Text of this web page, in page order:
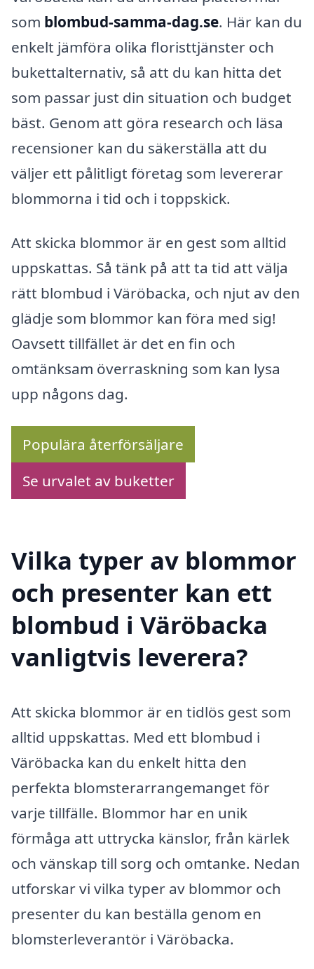
som blombud-samma-dag.se. Här kan du
enkelt jämföra olika floristtjänster och
bukettalternativ, så att du kan hitta det
som passar just din situation och budget
bäst. Genom att göra research och läsa
recensioner kan du säkerställa att du
väljer ett pålitligt företag som levererar
blommorna i tid och i toppskick.
Att skicka blommor är en gest som alltid
uppskattas. Så tänk på att ta tid att välja
rätt blombud i Väröbacka, och njut av den
glädje som blommor kan föra med sig!
Oavsett tillfället är det en fin och
omtänksam överraskning som kan lysa
upp någons dag.
Populära återförsäljare
Se urvalet av buketter
Vilka typer av blommor
och presenter kan ett
blombud i Väröbacka
vanligtvis leverera?
Att skicka blommor är en tidlös gest som
alltid uppskattas. Med ett blombud i
Väröbacka kan du enkelt hitta den
perfekta blomsterarrangemanget för
varje tillfälle. Blommor har en unik
förmåga att uttrycka känslor, från kärlek
och vänskap till sorg och omtanke. Nedan
utforskar vi vilka typer av blommor och
presenter du kan beställa genom en
blomsterleverantör i Väröbacka.